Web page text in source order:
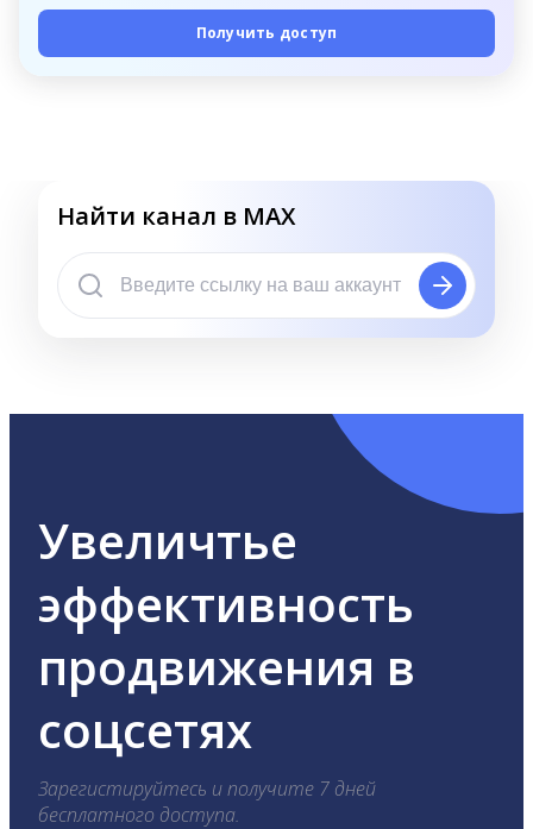
Получить доступ
Найти канал в MAX
Увеличтье
эффективность
продвижения в
соцсетях
Зарегистируйтесь и получите 7 дней
бесплатного доступа.